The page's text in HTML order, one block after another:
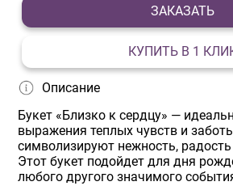
ЗАКАЗАТЬ
КУПИТЬ В 1
Описание
Букет «Близко к сердцу» —
выражения теплых чувств и
символизируют нежность, радость
Этот букет подойдет для дня
любого другого значимого